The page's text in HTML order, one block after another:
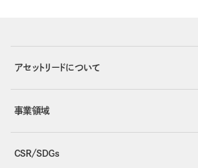
アセットリードについて
事業領域
CSR/SDGs